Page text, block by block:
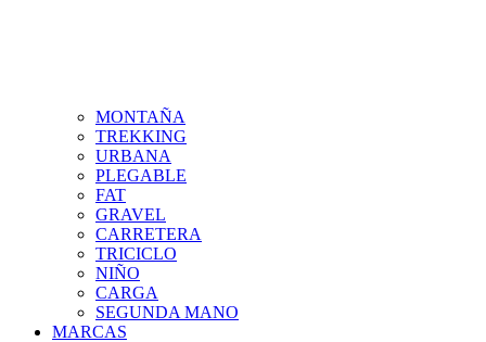
MONTAÑA
TREKKING
URBANA
PLEGABLE
FAT
GRAVEL
CARRETERA
TRICICLO
NIÑO
CARGA
SEGUNDA MANO
MARCAS